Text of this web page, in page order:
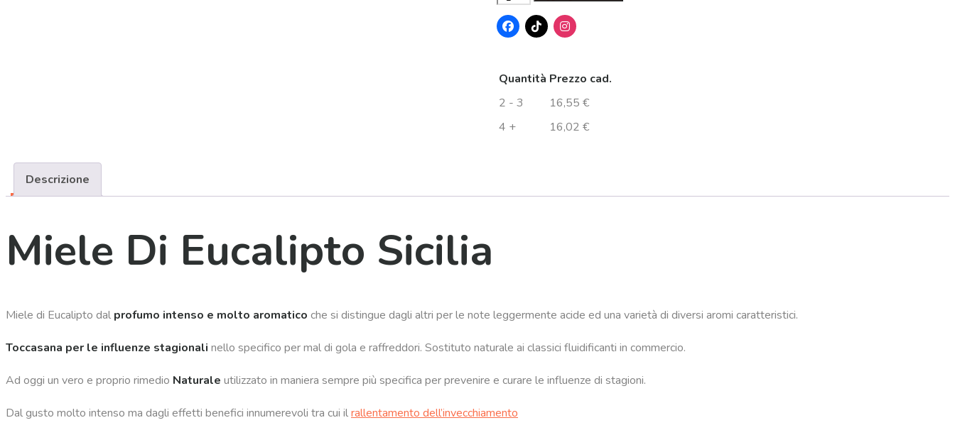
Quantità Prezzo cad.
2 - 3
16,55 €
4 +
16,02 €
Descrizione
Miele Di Eucalipto Sicilia
Miele di Eucalipto dal profumo intenso e molto aromatico che si distingue dagli altri per le note leggermente acide ed una varietà di diversi aromi caratteristici.
Toccasana per le influenze stagionali nello specifico per mal di gola e raffreddori. Sostituto naturale ai classici fluidificanti in commercio.
Ad oggi un vero e proprio rimedio Naturale utilizzato in maniera sempre più specifica per prevenire e curare le influenze di stagioni.
Dal gusto molto intenso ma dagli effetti benefici innumerevoli tra cui ilrallentamento dell’invecchiamento